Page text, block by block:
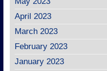
April 2023
March 2023
February 2023
January 2023